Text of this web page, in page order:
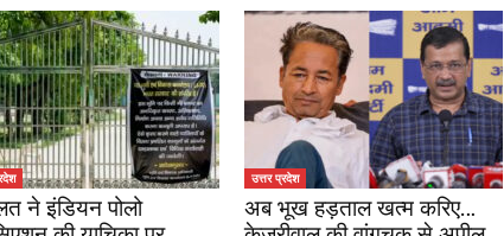
ने इंडियन पोलो
उत्तर प्रदेश
अब भूख हड़ताल खत्म करिए…